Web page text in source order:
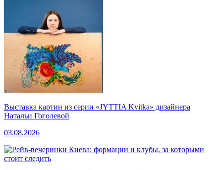
Выставка картин из серии «JYTTIA Kvitka» дизайнера
Натальи Гоголевой
03.08.2026